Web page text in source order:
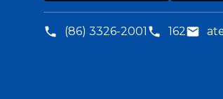
(86) 3326-2001 162